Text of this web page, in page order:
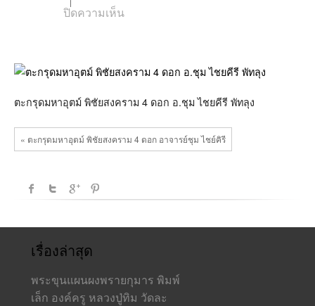
ปิดความเห็นบน
พิชัย
สงคราม
ดอก
ไชย
คีรี
พัทลุง
ตะกรุดมหาอุตม์ พิชัยสงคราม 4 ดอก อ.ชุม ไชยคีรี พัทลุง
« ตะกรุดมหาอุตม์ พิชัยสงคราม 4 ดอก อาจารย์ชุม ไชย์คิรี
เรื่องล่าสุด
พระขุนแผนผงพรายกุมาร พิมพ์
เล็ก องค์ครู หลวงปู่ทิม วัดละ